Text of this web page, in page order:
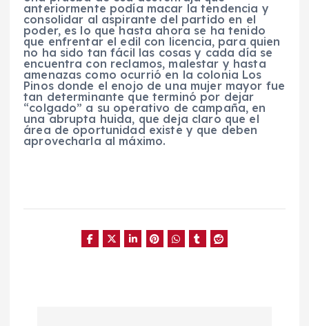
anteriormente podía macar la tendencia y
consolidar al aspirante del partido en el
poder, es lo que hasta ahora se ha tenido
que enfrentar el edil con licencia, para quien
no ha sido tan fácil las cosas y cada día se
encuentra con reclamos, malestar y hasta
amenazas como ocurrió en la colonia Los
Pinos donde el enojo de una mujer mayor fue
tan determinante que terminó por dejar
“colgado” a su operativo de campaña, en
una abrupta huida, que deja claro que el
área de oportunidad existe y que deben
aprovecharla al máximo.